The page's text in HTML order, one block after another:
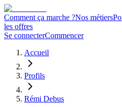
Comment ça marche ?Nos métiers
les offres
Se connecterCommencer
Accueil
Profils
Rémi Debus